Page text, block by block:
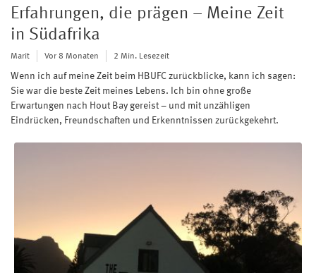
Erfahrungen, die prägen – Meine Zeit
in Südafrika
Marit Vor 8 Monaten 2 Min. Lesezeit
Wenn ich auf meine Zeit beim HBUFC zurückblicke, kann ich sagen:
Sie war die beste Zeit meines Lebens. Ich bin ohne große
Erwartungen nach Hout Bay gereist – und mit unzähligen
Eindrücken, Freundschaften und Erkenntnissen zurückgekehrt.